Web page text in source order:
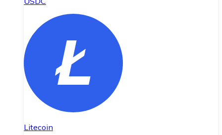
Litecoin